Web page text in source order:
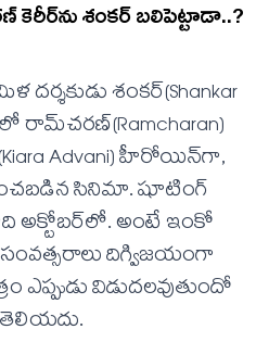
కెరీర్​ను శంకర్​ బలిపెట్టాడా..?
దర్శకుడు శంకర్​(Shankar
రామ్​చరణ్​(Ramcharan)
Advani) హీరోయిన్​గా,
సినిమా. షూటింగ్​
అక్టోబర్​లో. అంటే ఇంకో
దిగ్విజయంగా
విడుదలవుతుందో